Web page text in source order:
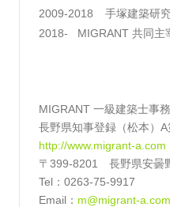
2009-2018
手塚建築研
2018-
MIGRANT 共同主
MIGRANT 一級建築士事
長野県知事登録（松本）
http://www.migrant-a.com
〒399-8201 長野県安曇
Tel：0263-75-9917
Email： m@migrant-a.com